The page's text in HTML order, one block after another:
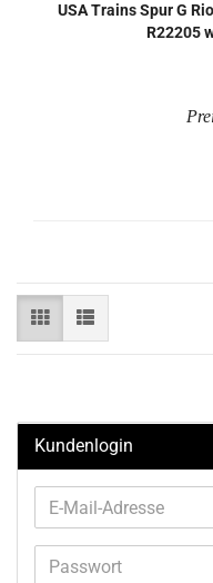
USA Trains Spur G
R22205
Kundenlogin
E-
Mail-
Adresse
Passwort